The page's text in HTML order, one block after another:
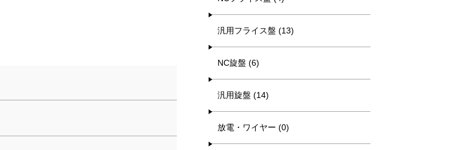
汎用フライス盤 (13)
NC旋盤 (6)
汎用旋盤 (14)
放電・ワイヤー (0)